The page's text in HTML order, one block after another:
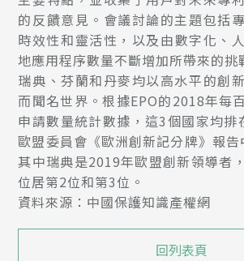
的反饋意見。會議討論的主題包括
時效性和靈活性，以及​​由數字化、
地應用程序數量不斷增加所帶來的挑
瑞典、芬蘭和丹麥均以高水平的創
而聞名世界。根據EPO的2018年每
申請數量統計數據，這3個國家均排
歐盟委員會《歐洲創新記分牌》報告
其中瑞典是2019年歐盟創新領導者
位居第2位和第3位。
資料來源：中國保護知識產權網
回列表頁